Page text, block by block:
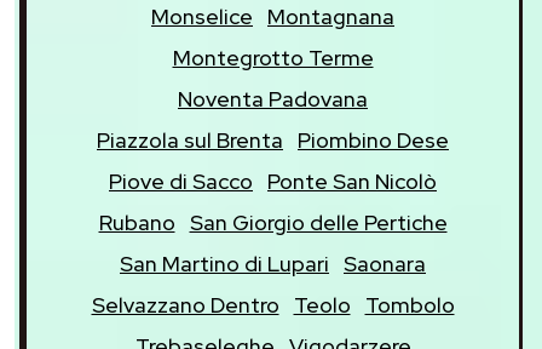
Monselice
Montagnana
Montegrotto Terme
Noventa Padovana
Piazzola sul Brenta
Piombino Dese
Piove di Sacco
Ponte San Nicolò
Rubano San Giorgio delle Pertiche
San Martino di Lupari Saonara
Selvazzano Dentro
Teolo
Tombolo